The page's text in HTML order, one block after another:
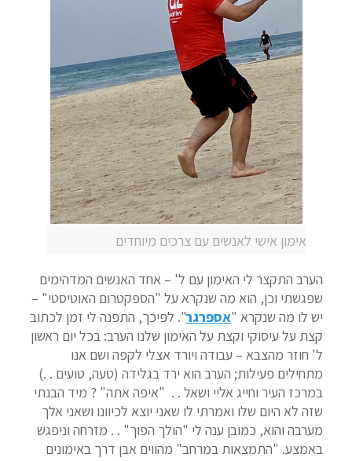
אימון אישי לאנשים עם צרכים מיוחדים
הערב התקצר לי האימון עם ל' – אחד האנשים המדהימים
שפגשתי וכן, הוא מה שנקרא על "הספקטרום האוטיסטי" –
יש לו מה שנקרא "אספרגר". לפיכך, התפנה לי זמן לכתוב
קצת על עיסוקי וקצת על האימון שלנו הערב: בכל יום ראשון
ל' חוזר מהצבא – עבודה ויורד אצלי לקפה ושם אנו
מתחילים פעילות; הערב הוא ירד בגלידה (טעה, טועים . .)
במרכז העיר וחייג אליי ושאל . . "איפה אתה" ? מיד הבנתי
שזה לא היום שלו ואמרתי לו שאני יוצא לכיוונו ושאני אלך
מערבה והוא, כמובן ענה לי "הולך הפוך" . . מזרחה וניפגש
באמצע. "התמצאות במרחב" מהווים אבן דרך באימונים